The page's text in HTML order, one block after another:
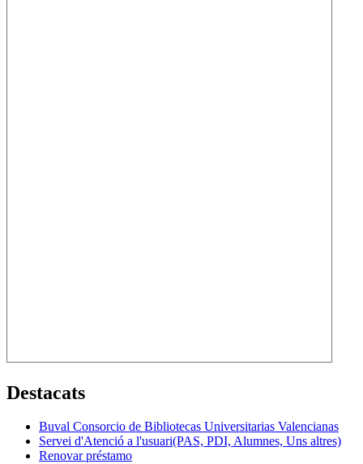
Destacats
Buval Consorcio de Bibliotecas Universitarias Valencianas
Servei d'Atenció a l'usuari(PAS, PDI, Alumnes, Uns altres)
Renovar préstamo